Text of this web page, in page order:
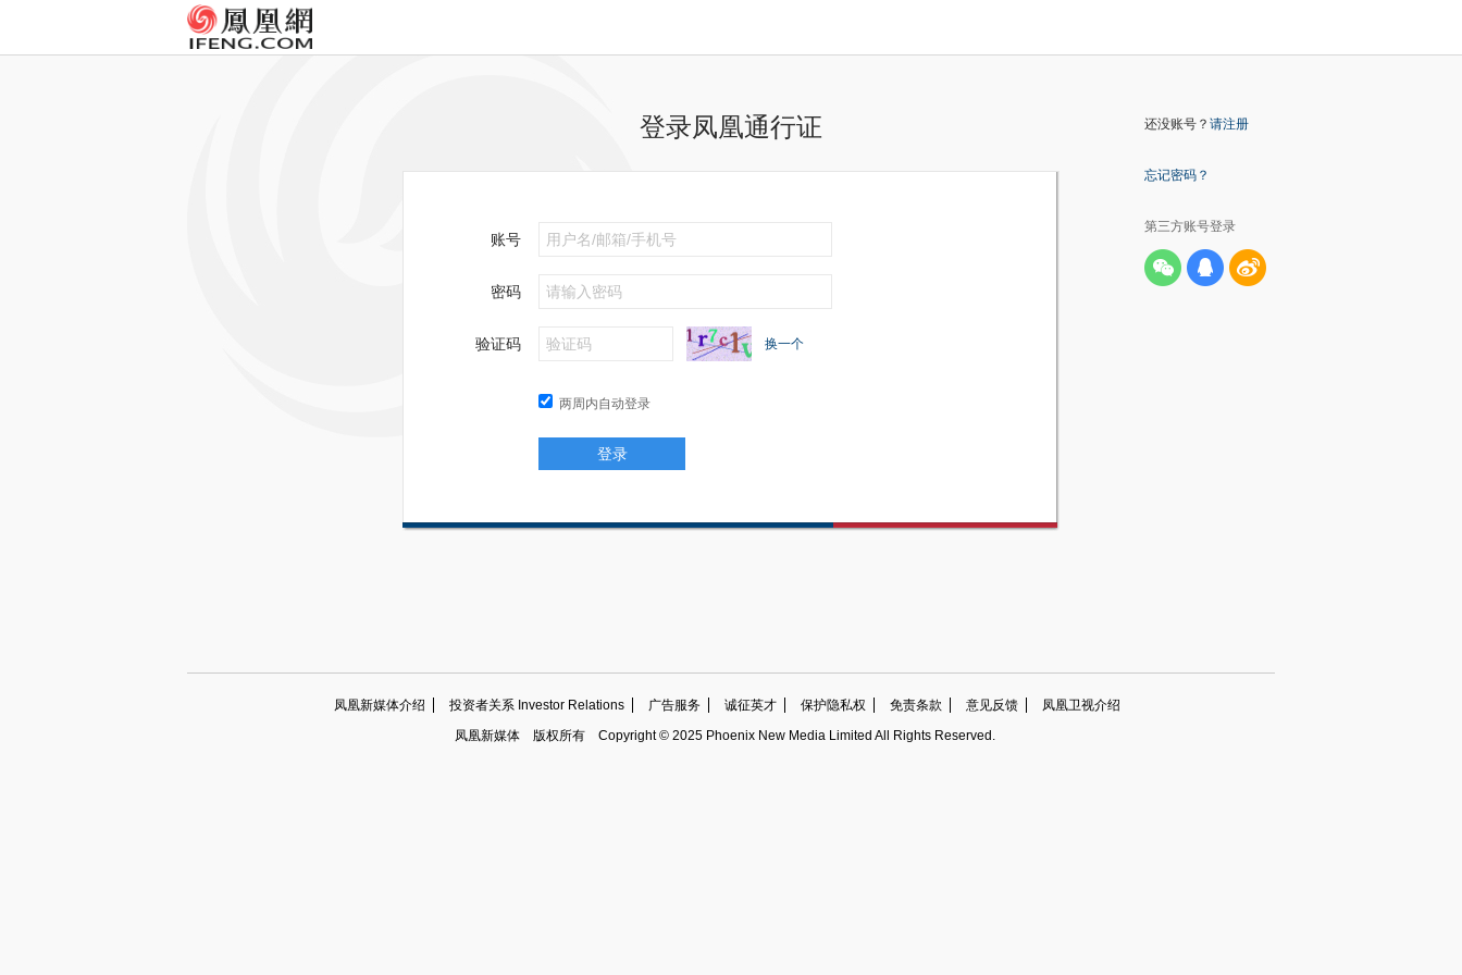
登录凤凰通行证
账号
密码
验证码 换一个
两周内自动登录
登录
还没账号？ 请注册
忘记密码？
第三方账号登录
凤凰新媒体介绍 投资者关系 Investor Relations 广告服务 诚征英才 保护隐私权 免责条款 意见反馈
凤凰卫视介绍
凤凰新媒体
版权所有 Copyright © 2025 Phoenix New Media Limited All Rights Reserved.